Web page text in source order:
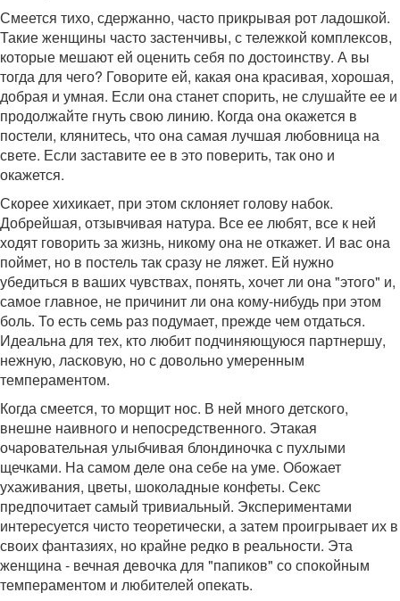
Смеется тихо, сдержанно, часто прикрывая рот ладошкой.
Такие женщины часто застенчивы, с тележкой комплексов,
которые мешают ей оценить себя по достоинству. А вы
тогда для чего? Говорите ей, какая она красивая, хорошая,
добрая и умная. Если она станет спорить, не слушайте ее и
продолжайте гнуть свою линию. Когда она окажется в
постели, клянитесь, что она самая лучшая любовница на
свете. Если заставите ее в это поверить, так оно и
окажется.
Скорее хихикает, при этом склоняет голову набок.
Добрейшая, отзывчивая натура. Все ее любят, все к ней
ходят говорить за жизнь, никому она не откажет. И вас она
поймет, но в постель так сразу не ляжет. Ей нужно
убедиться в ваших чувствах, понять, хочет ли она "этого" и,
самое главное, не причинит ли она кому-нибудь при этом
боль. То есть семь раз подумает, прежде чем отдаться.
Идеальна для тех, кто любит подчиняющуюся партнершу,
нежную, ласковую, но с довольно умеренным
темпераментом.
Когда смеется, то морщит нос. В ней много детского,
внешне наивного и непосредственного. Этакая
очаровательная улыбчивая блондиночка с пухлыми
щечками. На самом деле она себе на уме. Обожает
ухаживания, цветы, шоколадные конфеты. Секс
предпочитает самый тривиальный. Экспериментами
интересуется чисто теоретически, а затем проигрывает их в
своих фантазиях, но крайне редко в реальности. Эта
женщина - вечная девочка для "папиков" со спокойным
темпераментом и любителей опекать.